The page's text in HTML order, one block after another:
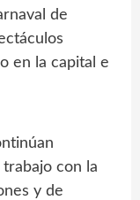
de
en la capital e
trabajo con la
y de